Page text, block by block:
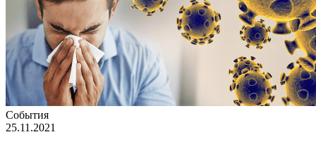
События
25.11.2021